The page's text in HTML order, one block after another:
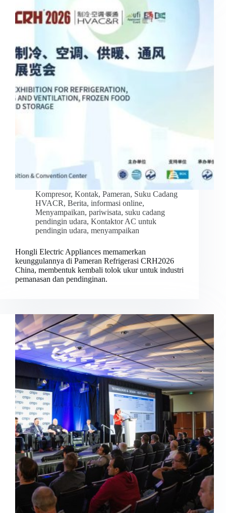
Kompresor, Kontak, Pameran, Suku Cadang
HVACR, Berita, informasi online,
Menyampaikan, pariwisata, suku cadang
pendingin udara, Kontaktor AC untuk
pendingin udara, menyampaikan
Hongli Electric Appliances memamerkan
keunggulannya di Pameran Refrigerasi CRH2026
China, membentuk kembali tolok ukur untuk industri
pemanasan dan pendinginan.